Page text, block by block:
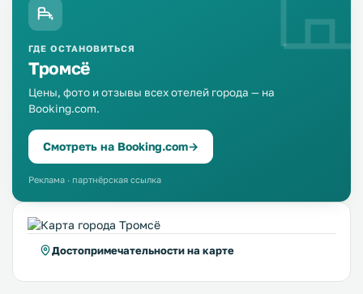
ГДЕ ОСТАНОВИТЬСЯ
Тромсё
Цены, фото и отзывы всех отелей города — на
Booking.com.
Смотреть на Booking.com→
Реклама · партнёрская ссылка
Достопримечательности на карте